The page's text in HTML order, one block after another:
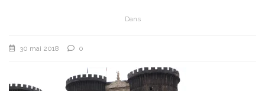
Dans
30 mai 2018 0